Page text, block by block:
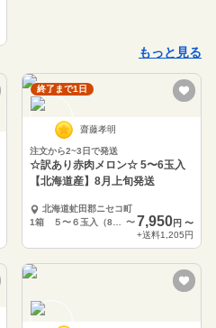
もっと見る
終了まで1日
齋藤孝明
注文から2~3日で発送
☆訳あり赤肉メロン☆ 5〜6玉入
【北海道産】8月上旬発送
北海道虻田郡ニセコ町
〜7,950円 〜
+送料1,205円